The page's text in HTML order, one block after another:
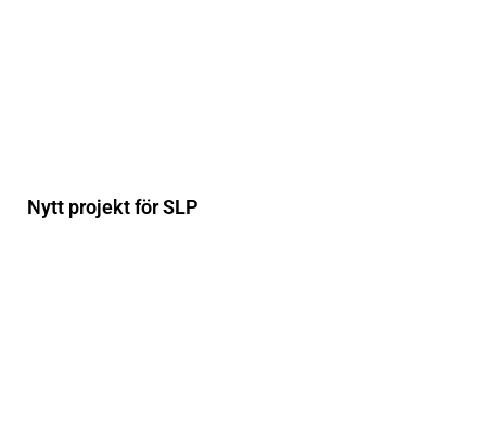
Nytt projekt för SLP